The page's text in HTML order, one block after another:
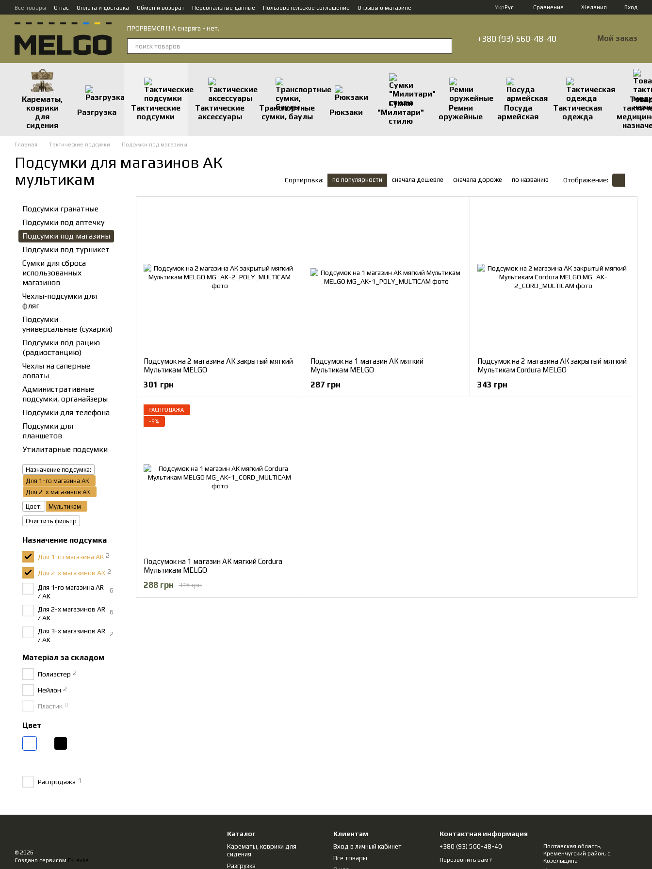
Перейти к основному контенту
Все товары О нас Оплата и доставка Обмен и возврат Персональные данные Пользовательское соглашение
Отзывы о магазине
УкрРус Сравнение Желания Вход
ПРОРВЁМСЯ !!! А снаряга - нет.
+380 (93) 560-48-40 Мой заказ
Карематы,
коврики
для
сидения
Разгрузка
Тактические
подсумки
Тактические
аксессуары
Транспортные
сумки, баулы
Рюкзаки
Сумки
"Милитари"
стилю
Ремни
оружейные
Посуда
армейская
Тактическая
одежда
Главная Тактические подсумки Подсумки под магазины
Подсумки для магазинов АК
мультикам
Сортировка: по популярности сначала дешевле сначала дороже по названию Отображение:
Подсумок на 2 магазина АК закрытый мягкий
Мультикам MELGO
301 грн
Подсумок на 1 магазин АК мягкий
Мультикам MELGO
287 грн
Подсумок на 2 магазина АК закрытый мягкий
Мультикам Cordura MELGO
343 грн
РАСПРОДАЖА
−9%
Подсумок на 1 магазин АК мягкий Cordura
Мультикам MELGO
315 грн
288 грн
Подсумки гранатные
Подсумки под аптечку
Подсумки под магазины
Подсумки под турникет
Сумки для сброса
использованных
магазинов
Чехлы-подсумки для
фляг
Подсумки
универсальные (сухарки)
Подсумки под рацию
(радиостанцию)
Чехлы на саперные
лопаты
Административные
подсумки, органайзеры
Подсумки для телефона
Подсумки для
планшетов
Утилитарные подсумки
Назначение подсумка:
Для 1-го магазина АК
Для 2-х магазинов АК
Цвет:
Мультикам
Очистить фильтр
Назначение подсумка
Для 1-го магазина АК 2
Для 2-х магазинов АК 2
Для 1-го магазина AR
/ AK
6
Для 2-х магазинов AR
/ AK
6
Для 3-х магазинов AR
/ AK
2
Матеріал за складом
Полиэстер 2
Нейлон 2
Пластик 0
Цвет
Распродажа 1
© 2026
Создано сервисом E-Lavka
Каталог
Карематы, коврики для
сидения
Разгрузка
Клиентам
Вход в личный кабинет
Все товары
Контактная информация
+380 (93) 560-48-40
Перезвонить вам?
Полтавcкая область,
Кременчугский район, с.
Козельщина